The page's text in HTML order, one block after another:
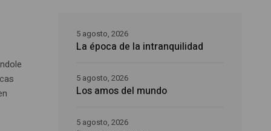
La época de la intranquilidad
5 agosto, 2026
Los amos del mundo
5 agosto, 2026
5 agosto, 2026